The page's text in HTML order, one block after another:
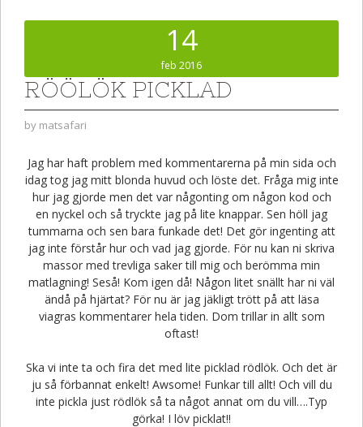
14
feb 2016
RÖÖLÖK PICKLAD
by matsafari
Jag har haft problem med kommentarerna på min sida och
idag tog jag mitt blonda huvud och löste det. Fråga mig inte
hur jag gjorde men det var någonting om någon kod och
en nyckel och så tryckte jag på lite knappar. Sen höll jag
tummarna och sen bara funkade det! Det gör ingenting att
jag inte förstår hur och vad jag gjorde. För nu kan ni skriva
massor med trevliga saker till mig och berömma min
matlagning! Seså! Kom igen då! Någon litet snällt har ni väl
ändå på hjärtat? För nu är jag jäkligt trött på att läsa
viagras kommentarer hela tiden. Dom trillar in allt som
oftast!
Ska vi inte ta och fira det med lite picklad rödlök. Och det är
ju så förbannat enkelt! Awsome! Funkar till allt! Och vill du
inte pickla just rödlök så ta något annat om du vill….Typ
görka! I löv picklat!!